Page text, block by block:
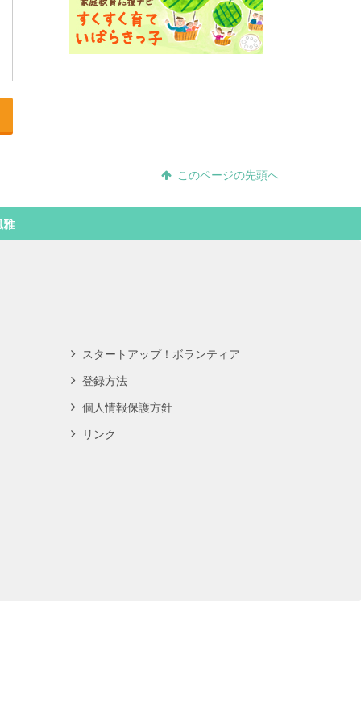
このページの先頭へ
雅
スタートアップ！ボランティア
登録方法
個人情報保護方針
リンク